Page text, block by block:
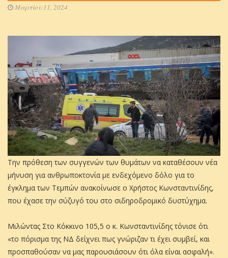
Μαρτίου 11, 2024
Την πρόθεση των συγγενών των θυμάτων να καταθέσουν νέα
μήνυση για ανθρωποκτονία με ενδεχόμενο δόλο για το
έγκλημα των Τεμπών ανακοίνωσε ο Χρήστος Κωνσταντινίδης,
που έχασε την σύζυγό του στο σιδηροδρομικό δυστύχημα.
Μιλώντας Στο Κόκκινο 105,5 ο κ. Κωνσταντινίδης τόνισε ότι
«το πόρισμα της ΝΔ δείχνει πως γνώριζαν τι έχει συμβεί, και
προσπαθούσαν να μας παρουσιάσουν ότι όλα είναι ασφαλή».